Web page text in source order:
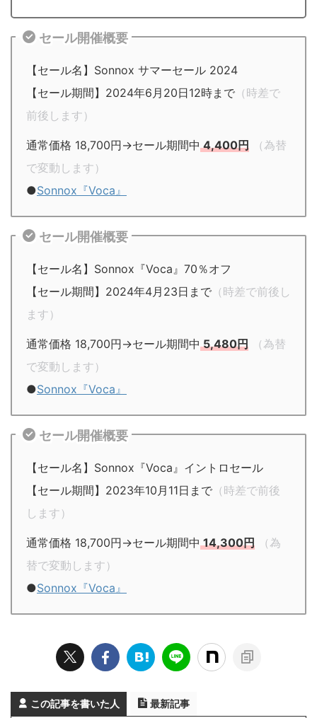
セール開催概要
【セール名】Sonnox サマーセール 2024
【セール期間】2024年6月20日12時まで （時差で
前後します）
通常価格 18,700円→セール期間中4,400円
（為替
で変動します）
●Sonnox『Voca』
セール開催概要
【セール名】Sonnox『Voca』70％オフ
【セール期間】2024年4月23日まで （時差で前後し
ます）
通常価格 18,700円→セール期間中5,480円
（為替
で変動します）
●Sonnox『Voca』
セール開催概要
【セール名】Sonnox『Voca』イントロセール
【セール期間】2023年10月11日まで （時差で前後
します）
通常価格 18,700円→セール期間中14,300円
（為
替で変動します）
●Sonnox『Voca』
この記事を書いた人 最新記事